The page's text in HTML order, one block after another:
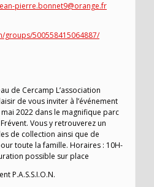
pierre.bonnet9@orange.fr
groups/500558415064887/
de Cercamp L’association
de vous inviter à l’événement
mai 2022 dans le magnifique parc
Vous y retrouverez un
de collection ainsi que de
toute la famille. Horaires : 10H-
possible sur place
P.A.S.S.I.O.N.